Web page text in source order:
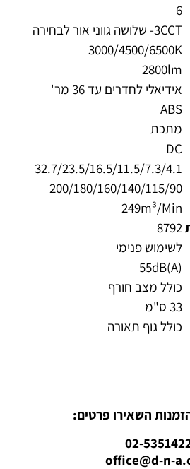
6
3CCT- שלושה גווני אור לבחירה
3000/4500/6500K
2800lm
אידיאלי לחדרים עד 36 מר'
ABS
מתכת
DC
32.7/23.5/16.5/11.5/7.3/4.1
200/180/160/140/115/90
249m³/Min
8792
לשימוש פנימי
55dB(A)
כולל מצב חורף
33 ס"מ
כולל גוף תאורה
השאירו פרטים:
02-
office@d-n-